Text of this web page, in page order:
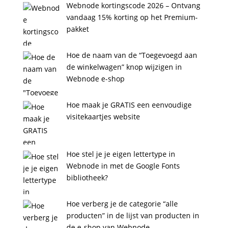
Webnode kortingscode 2026 – Ontvang
vandaag 15% korting op het Premium-
pakket
Hoe de naam van de “Toegevoegd aan
de winkelwagen” knop wijzigen in
Webnode e-shop
Hoe maak je GRATIS een eenvoudige
visitekaartjes website
Hoe stel je je eigen lettertype in
Webnode in met de Google Fonts
bibliotheek?
Hoe verberg je de categorie “alle
producten” in de lijst van producten in